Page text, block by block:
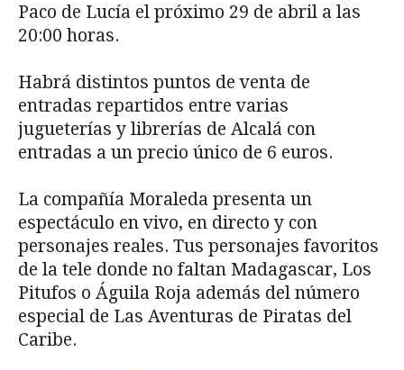
Paco de Lucía el próximo 29 de abril a las
20:00 horas.
Habrá distintos puntos de venta de
entradas repartidos entre varias
jugueterías y librerías de Alcalá con
entradas a un precio único de 6 euros.
La compañía Moraleda presenta un
espectáculo en vivo, en directo y con
personajes reales. Tus personajes favoritos
de la tele donde no faltan Madagascar, Los
Pitufos o Águila Roja además del número
especial de Las Aventuras de Piratas del
Caribe.